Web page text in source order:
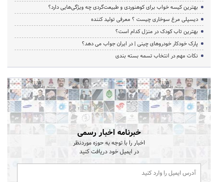
بهترین کیسه خواب برای کوهنوردی و طبیعت‌گردی چه ویژگی‌هایی دارد؟
دیسپلی مرغ سوخاری چیست ؟ معرفی تولید کننده
بهترین تاب کودک در منزل کدام است؟
پارک خودکار خودروهای چینی | در ایران جواب می دهد؟
نکات مهم در انتخاب تسمه بسته بندی
خبرنامه اخبار رسمی
اخبار را با توجه به حوزه موردنظر
در ایمیل خود دریافت کنید